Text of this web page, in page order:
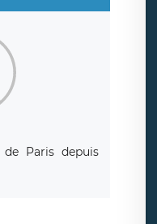
Paris depuis